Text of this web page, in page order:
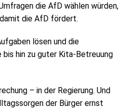
die AfD wählen würden,
die AfD fördert.
lösen und die
bis hin zu guter Kita-Betreuung
– in der Regierung. Und
der Bürger ernst